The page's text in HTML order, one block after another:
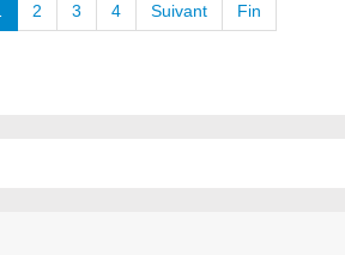
2 3 4 Suivant Fin